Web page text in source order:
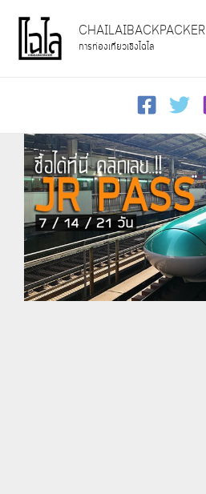
content
CHAILAIBACKPACKER
การท่องเที่ยวเชิงไฉไล